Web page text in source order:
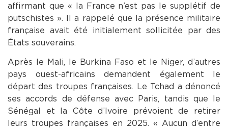
affirmant que « la France n’est pas le supplétif de
putschistes ». Il a rappelé que la présence militaire
française avait été initialement sollicitée par des
États souverains.
Après le Mali, le Burkina Faso et le Niger, d’autres
pays ouest-africains demandent également le
départ des troupes françaises. Le Tchad a dénoncé
ses accords de défense avec Paris, tandis que le
Sénégal et la Côte d’Ivoire prévoient de retirer
leurs troupes françaises en 2025. « Aucun d’entre